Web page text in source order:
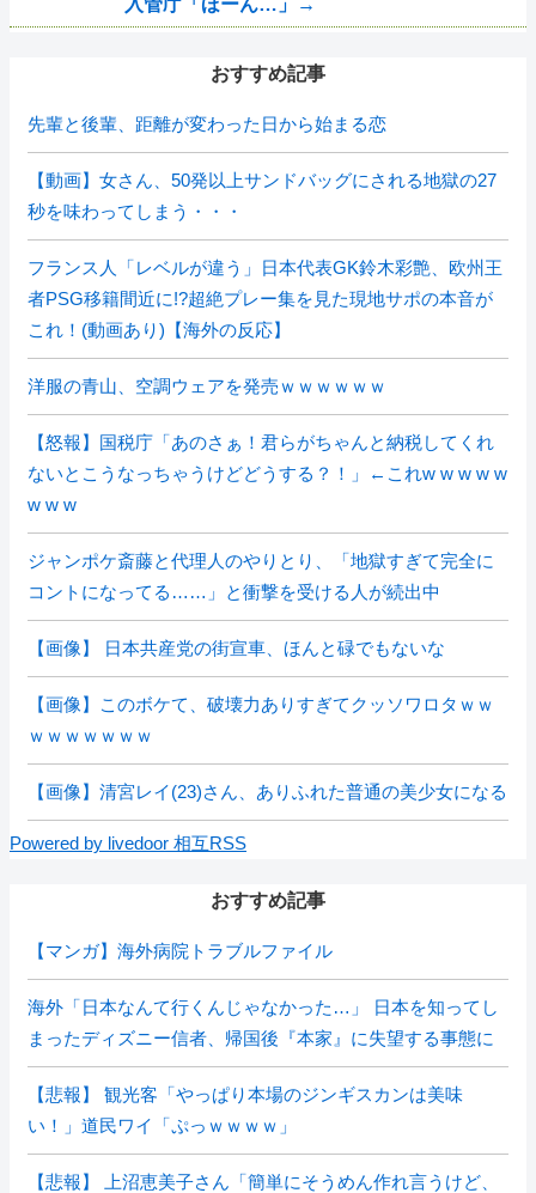
入管庁「ほーん…」→
おすすめ記事
先輩と後輩、距離が変わった日から始まる恋
【動画】女さん、50発以上サンドバッグにされる地獄の27
秒を味わってしまう・・・
フランス人「レベルが違う」日本代表GK鈴木彩艶、欧州王
者PSG移籍間近に!?超絶プレー集を見た現地サポの本音が
これ！(動画あり)【海外の反応】
洋服の青山、空調ウェアを発売ｗｗｗｗｗｗ
【怒報】国税庁「あのさぁ！君らがちゃんと納税してくれ
ないとこうなっちゃうけどどうする？！」←これw w w w w
w w w
ジャンポケ斎藤と代理人のやりとり、「地獄すぎて完全に
コントになってる……」と衝撃を受ける人が続出中
【画像】 日本共産党の街宣車、ほんと碌でもないな
【画像】このボケて、破壊力ありすぎてクッソワロタｗｗ
ｗｗｗｗｗｗｗ
【画像】清宮レイ(23)さん、ありふれた普通の美少女になる
Powered by livedoor 相互RSS
おすすめ記事
【マンガ】海外病院トラブルファイル
海外「日本なんて行くんじゃなかった…」 日本を知ってし
まったディズニー信者、帰国後『本家』に失望する事態に
【悲報】 観光客「やっぱり本場のジンギスカンは美味
い！」道民ワイ「ぷっｗｗｗｗ」
【悲報】 上沼恵美子さん「簡単にそうめん作れ言うけど、